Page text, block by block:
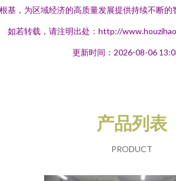
基，为区域经济的高质量发展提供持续不断的
如若转载，请注明出处：http://
更新时间：2026-08-06
产品列表
PRODUCT